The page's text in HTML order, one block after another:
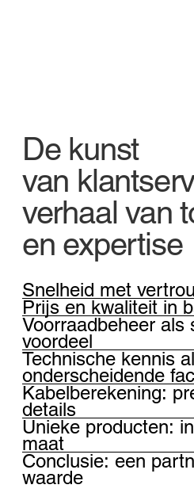
De kunst
van
verhaal van
en expertise
Snelheid met
Prijs en kwaliteit in
Voorraadbeheer als
voordeel
Technische kennis
onderscheidende
Kabelberekening:
details
Unieke producten:
maat
Conclusie: een
waarde